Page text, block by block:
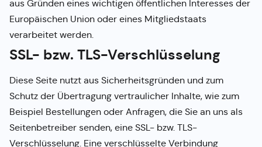
aus Gründen eines wichtigen öffentlichen Interesses der
Europäischen Union oder eines Mitgliedstaats
verarbeitet werden.
SSL- bzw. TLS-Verschlüsselung
Diese Seite nutzt aus Sicherheitsgründen und zum
Schutz der Übertragung vertraulicher Inhalte, wie zum
Beispiel Bestellungen oder Anfragen, die Sie an uns als
Seitenbetreiber senden, eine SSL- bzw. TLS-
Verschlüsselung. Eine verschlüsselte Verbindung